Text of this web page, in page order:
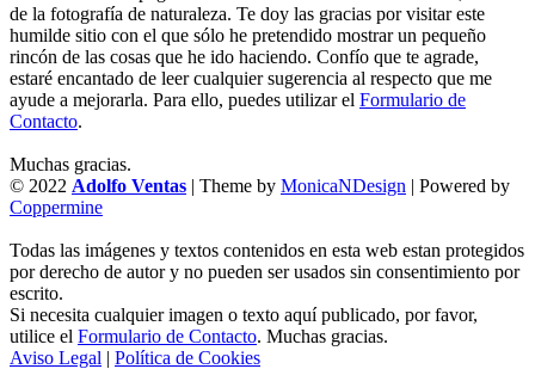
de la fotografía de naturaleza. Te doy las gracias por visitar este
humilde sitio con el que sólo he pretendido mostrar un pequeño
rincón de las cosas que he ido haciendo. Confío que te agrade,
estaré encantado de leer cualquier sugerencia al respecto que me
ayude a mejorarla. Para ello, puedes utilizar el Formulario de
Contacto.
Muchas gracias.
© 2022 Adolfo Ventas | Theme by MonicaNDesign | Powered by
Coppermine
Todas las imágenes y textos contenidos en esta web estan protegidos
por derecho de autor y no pueden ser usados sin consentimiento por
escrito.
Si necesita cualquier imagen o texto aquí publicado, por favor,
utilice el Formulario de Contacto. Muchas gracias.
Aviso Legal | Política de Cookies